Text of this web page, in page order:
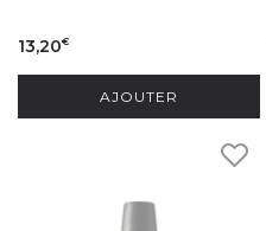
13,20€
AJOUTER